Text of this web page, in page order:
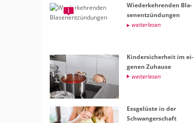
Wie­der­keh­ren­den Bla­
sen­ent­zün­dun­gen
wei­ter­le­sen
Kin­der­si­cher­heit im ei­
ge­nen Zu­hau­se
wei­ter­le­sen
Ess­ge­lüs­te in der
Schwan­ger­schaft